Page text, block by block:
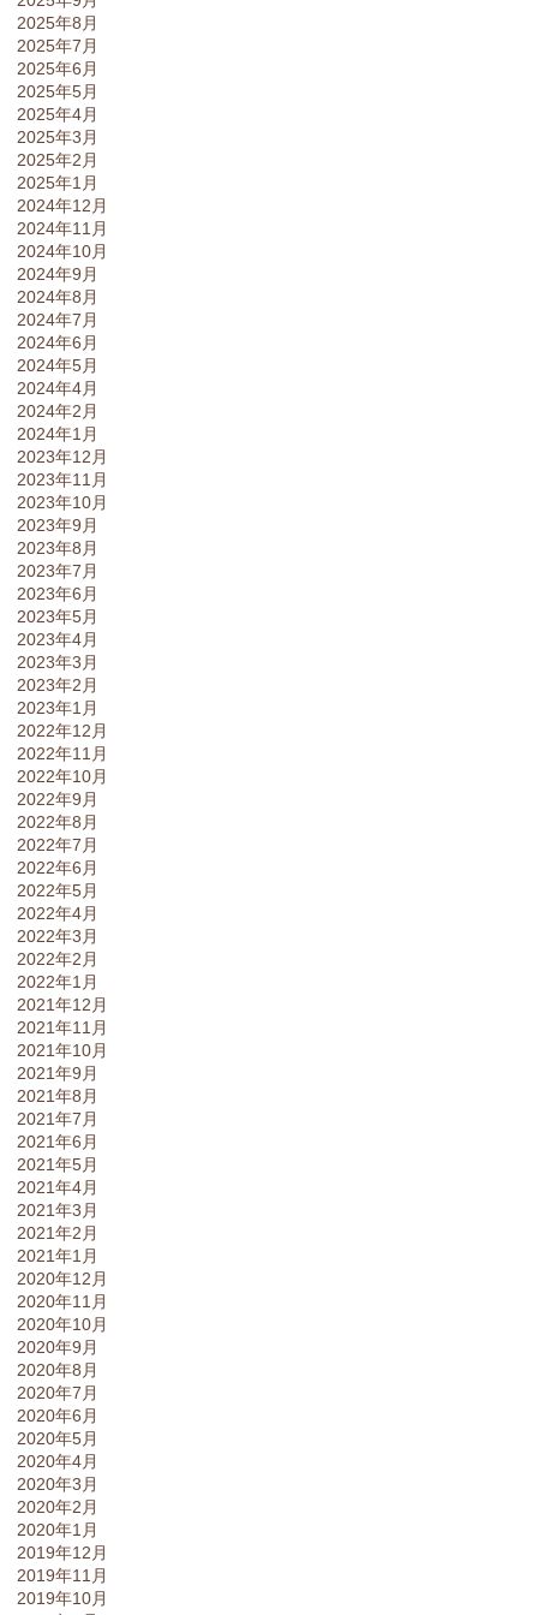
2025年8月
2025年7月
2025年6月
2025年5月
2025年4月
2025年3月
2025年2月
2025年1月
2024年12月
2024年11月
2024年10月
2024年9月
2024年8月
2024年7月
2024年6月
2024年5月
2024年4月
2024年2月
2024年1月
2023年12月
2023年11月
2023年10月
2023年9月
2023年8月
2023年7月
2023年6月
2023年5月
2023年4月
2023年3月
2023年2月
2023年1月
2022年12月
2022年11月
2022年10月
2022年9月
2022年8月
2022年7月
2022年6月
2022年5月
2022年4月
2022年3月
2022年2月
2022年1月
2021年12月
2021年11月
2021年10月
2021年9月
2021年8月
2021年7月
2021年6月
2021年5月
2021年4月
2021年3月
2021年2月
2021年1月
2020年12月
2020年11月
2020年10月
2020年9月
2020年8月
2020年7月
2020年6月
2020年5月
2020年4月
2020年3月
2020年2月
2020年1月
2019年12月
2019年11月
2019年10月